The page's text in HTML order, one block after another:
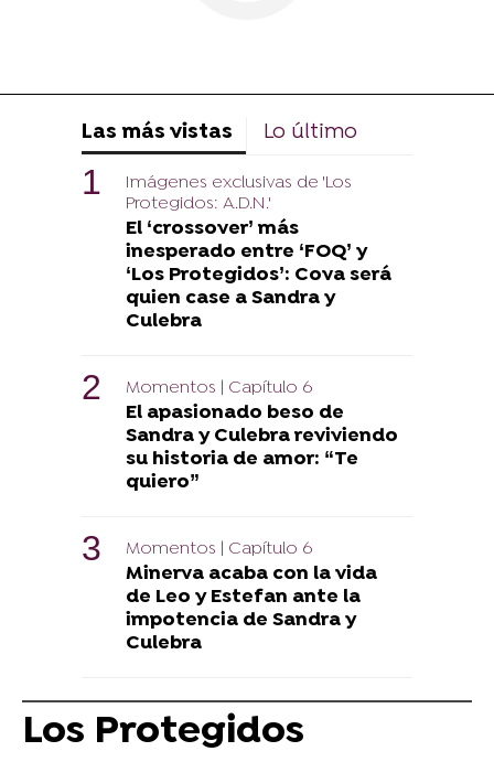
Las más vistas Lo último
Imágenes exclusivas de 'Los
Protegidos: A.D.N.'
El ‘crossover’ más
inesperado entre ‘FOQ’ y
‘Los Protegidos’: Cova será
quien case a Sandra y
Culebra
Momentos | Capítulo 6
El apasionado beso de
Sandra y Culebra reviviendo
su historia de amor: “Te
quiero”
Momentos | Capítulo 6
Minerva acaba con la vida
de Leo y Estefan ante la
impotencia de Sandra y
Culebra
Los Protegidos